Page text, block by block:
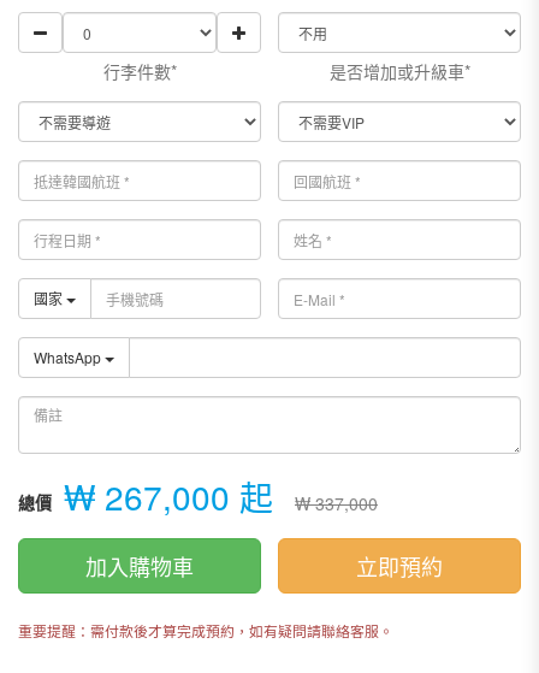
行李件數* 是否增加或升級車*
國家
WhatsApp
總價 ₩ 267,000 起 ₩ 337,000
加入購物車 立即預約
重要提醒：需付款後才算完成預約，如有疑問請聯絡客服。